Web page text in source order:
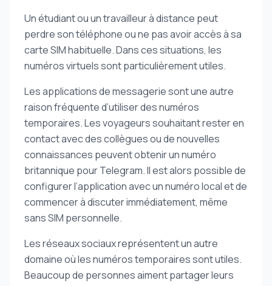
Un étudiant ou un travailleur à distance peut
perdre son téléphone ou ne pas avoir accès à sa
carte SIM habituelle. Dans ces situations, les
numéros virtuels sont particulièrement utiles.
Les applications de messagerie sont une autre
raison fréquente d’utiliser des numéros
temporaires. Les voyageurs souhaitant rester en
contact avec des collègues ou de nouvelles
connaissances peuvent obtenir un numéro
britannique pour Telegram. Il est alors possible de
configurer l’application avec un numéro local et de
commencer à discuter immédiatement, même
sans SIM personnelle.
Les réseaux sociaux représentent un autre
domaine où les numéros temporaires sont utiles.
Beaucoup de personnes aiment partager leurs